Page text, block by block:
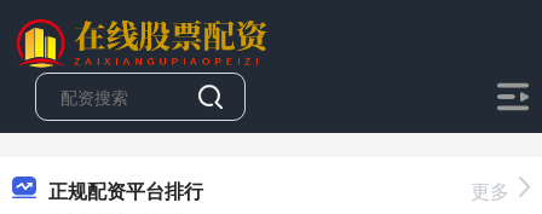
正规配资平台排行 更多